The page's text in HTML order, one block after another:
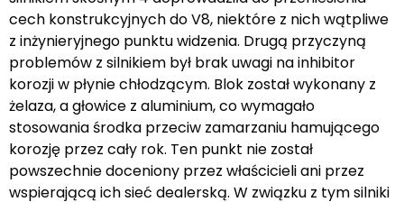
cech konstrukcyjnych do V8, niektóre z nich wątpliwe
z inżynieryjnego punktu widzenia. Drugą przyczyną
problemów z silnikiem był brak uwagi na inhibitor
korozji w płynie chłodzącym. Blok został wykonany z
żelaza, a głowice z aluminium, co wymagało
stosowania środka przeciw zamarzaniu hamującego
korozję przez cały rok. Ten punkt nie został
powszechnie doceniony przez właścicieli ani przez
wspierającą ich sieć dealerską. W związku z tym silniki